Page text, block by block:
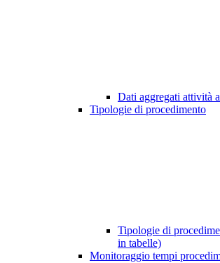
Dati aggregati attività
Tipologie di procedimento
Tipologie di
in tabelle)
Monitoraggio tempi